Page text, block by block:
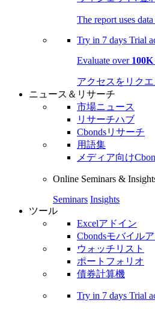
The report uses
Try in 7 days Trial
Evaluate over 100K
アクセスをリクエ
ニュース＆リサーチ
市場ニュース
リサーチハブ
Cbondsリサーチ
用語集
メディア向け
Online Seminars &
Seminars Insights
ツール
Excelアドイン
Cbondsモバイル
ウォッチリスト
ポートフォリオ
債券計算機
Try in 7 days Trial